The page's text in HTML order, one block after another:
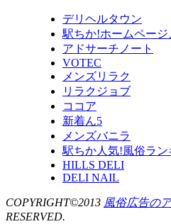
デリヘルタウン
駅ちか!ホームページ
アドサーチノート
VOTEC
メンズリラク
リラクジョブ
ココア
新着ん5
メンズバニラ
駅ちか人気!風俗ラン
HILLS DELI
DELI NAIL
COPYRIGHT©2013 風俗広告の
RESERVED.